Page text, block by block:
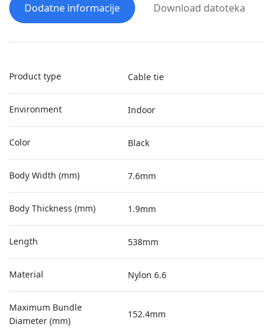
Dodatne informacije Download datoteka
Product type Cable tie
Environment Indoor
Color Black
Body Width (mm) 7.6mm
Body Thickness (mm) 1.9mm
Length 538mm
Material Nylon 6.6
Maximum Bundle
Diameter (mm)
152.4mm